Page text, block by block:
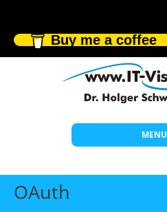
Buy me a coffee
MENU
Start
OAuth